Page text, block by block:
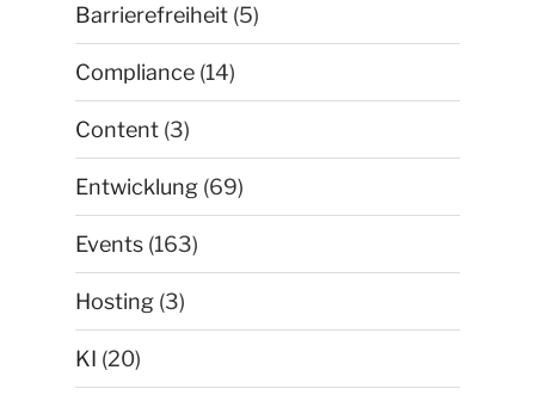
Barrierefreiheit (5)
Compliance (14)
Content (3)
Entwicklung (69)
Events (163)
Hosting (3)
KI (20)